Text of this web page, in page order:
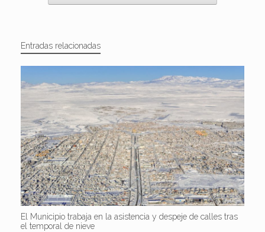
Entradas relacionadas
El Municipio trabaja en la asistencia y despeje de calles tras
el temporal de nieve